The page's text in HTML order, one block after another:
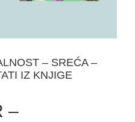
– SREĆA –
IZ KNJIGE
–